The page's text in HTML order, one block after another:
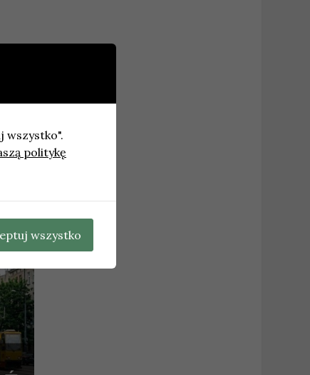
wszystko".
politykę
wszystko